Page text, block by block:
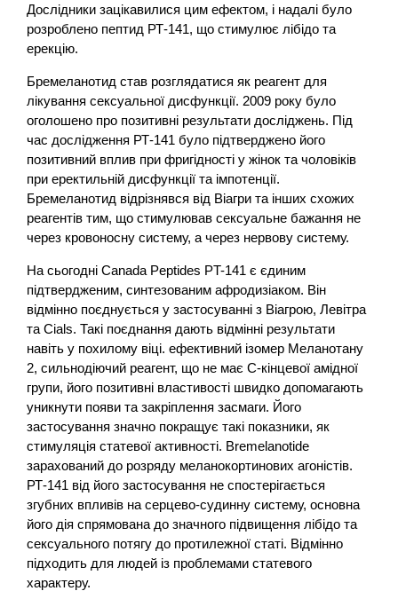
Дослідники зацікавилися цим ефектом, і надалі було
розроблено пептид РТ-141, що стимулює лібідо та
ерекцію.
Бремеланотид став розглядатися як реагент для
лікування сексуальної дисфункції. 2009 року було
оголошено про позитивні результати досліджень. Під
час дослідження РТ-141 було підтверджено його
позитивний вплив при фригідності у жінок та чоловіків
при еректильній дисфункції та імпотенції.
Бремеланотид відрізнявся від Віагри та інших схожих
реагентів тим, що стимулював сексуальне бажання не
через кровоносну систему, а через нервову систему.
На сьогодні Canada Peptides PT-141 є єдиним
підтвердженим, синтезованим афродизіаком. Він
відмінно поєднується у застосуванні з Віагрою, Левітра
та Cials. Такі поєднання дають відмінні результати
навіть у похилому віці. ефективний ізомер Меланотану
2, сильнодіючий реагент, що не має С-кінцевої амідної
групи, його позитивні властивості швидко допомагають
уникнути появи та закріплення засмаги. Його
застосування значно покращує такі показники, як
стимуляція статевої активності. Bremelanotide
зарахований до розряду меланокортинових агоністів.
РТ-141 від його застосування не спостерігається
згубних впливів на серцево-судинну систему, основна
його дія спрямована до значного підвищення лібідо та
сексуального потягу до протилежної статі. Відмінно
підходить для людей із проблемами статевого
характеру.